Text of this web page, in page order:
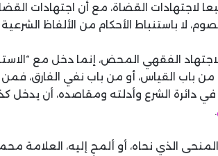
لاجتهادات القضاة، مع أن اجتهادات
لا باستنباط الأحكام من الألفاظ
الفقهي المحض، إنما دخل مع
من باب القياس، أو من باب نفي الفارق،
دائرة الشرع وأدلته ومقاصده، أن يدخل
.
الذي نحاه، أو ألمح إليه، العلامة